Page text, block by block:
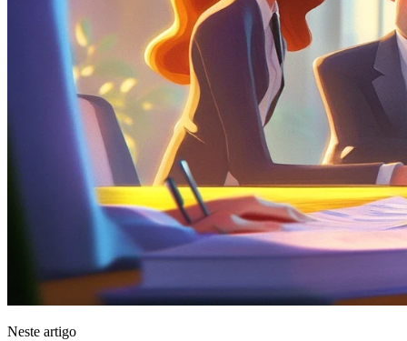
Neste artigo